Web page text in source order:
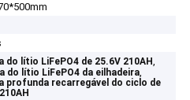
do lítio LiFePO4 de 25.6V 210AH,
do lítio LiFePO4 da eilhadeira,
profunda recarregável do ciclo de